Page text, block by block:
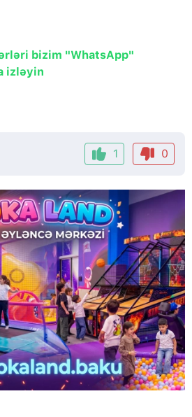
bizim "WhatsApp"
izləyin
1 0